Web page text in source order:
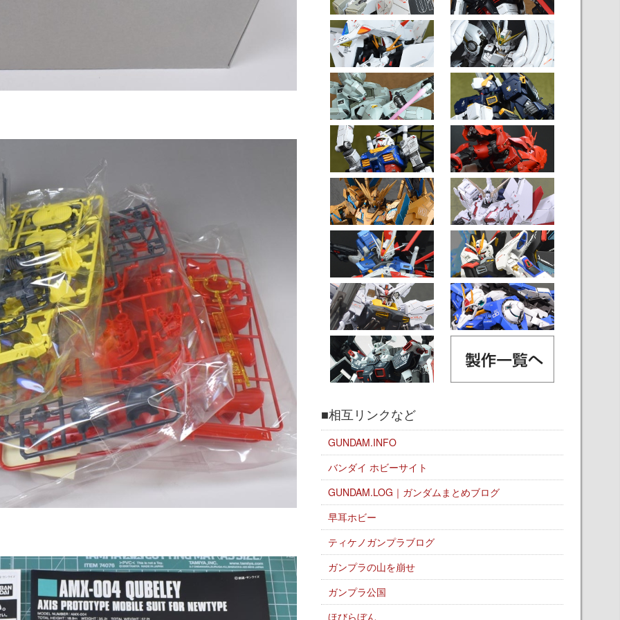
■相互リンクなど
GUNDAM.INFO
バンダイ ホビーサイト
GUNDAM.LOG｜ガンダムまとめブログ
早耳ホビー
ティケノガンプラブログ
ガンプラの山を崩せ
ガンプラ公国
ほびらぼん